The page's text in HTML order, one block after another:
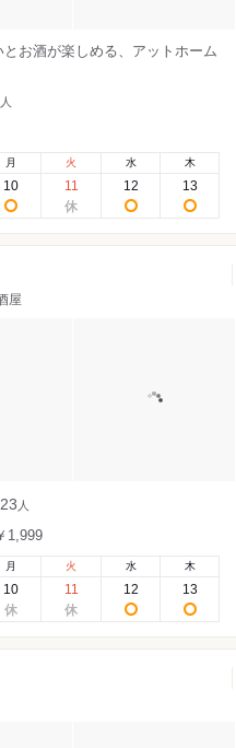
とお酒が楽しめる、アットホーム
人
月
10
火
11
水
12
木
13
屋
人
1,999
月
10
火
11
水
12
木
13